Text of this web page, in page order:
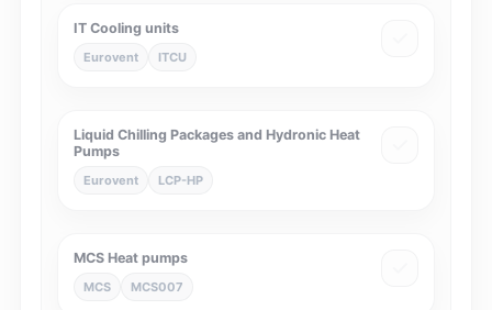
IT Cooling units
Eurovent ITCU
Liquid Chilling Packages and Hydronic Heat
Pumps
Eurovent LCP-HP
MCS Heat pumps
MCS MCS007